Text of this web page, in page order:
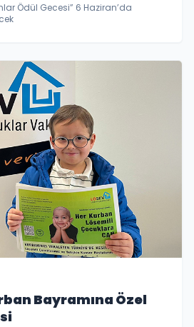
Ödül Gecesi” 6 Haziran’da
Bayramına Özel